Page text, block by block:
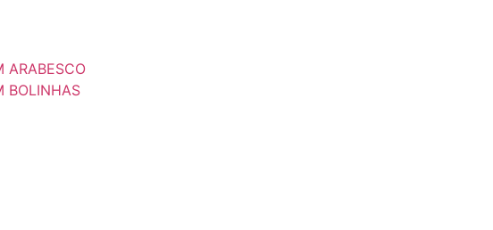
ARABESCO
BOLINHAS